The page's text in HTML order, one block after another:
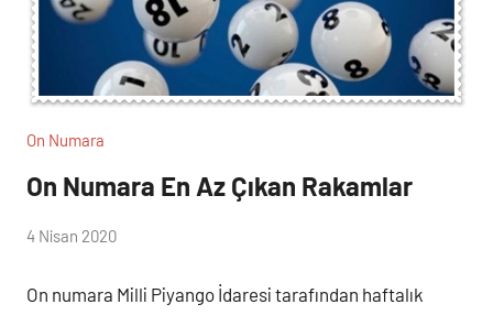
On Numara
On Numara En Az Çıkan Rakamlar
(lotocu
4 Nisan 2020
On numara Milli Piyango İdaresi tarafından haftalık